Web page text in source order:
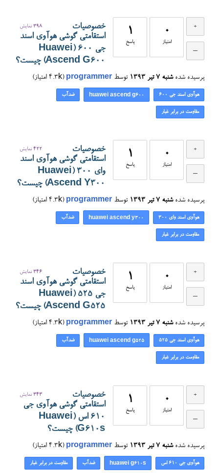
0
امتیاز
1
پاسخ
398 نمایش
خصوصیات
استقامتی گوشی هوآوی اسند
جی ۶۰۰ (Huawei
Ascend G600) چیست؟
پرسیده شده شنبه ۷ تیر ۱۳۹۳ توسط programmer
(
4.3k امتیاز)
هوآوی اسند جی ۶۰۰ huawei ascend g600 ضدآب
مقاومت در برابر غبار
0
امتیاز
1
پاسخ
422 نمایش
خصوصیات
استقامتی گوشی هوآوی اسند
وای ۳۰۰ (Huawei
Ascend Y300) چیست؟
پرسیده شده شنبه ۷ تیر ۱۳۹۳ توسط programmer
(
4.3k امتیاز)
هوآوی اسند وای ۳۰۰ huawei ascend y300 ضدآب
مقاومت در برابر غبار
0
امتیاز
1
پاسخ
346 نمایش
خصوصیات
استقامتی گوشی هوآوی اسند
جی ۵۲۵ (Huawei
Ascend G525) چیست؟
پرسیده شده شنبه ۷ تیر ۱۳۹۳ توسط programmer
(
4.3k امتیاز)
هوآوی اسند جی ۵۲۵ huawei ascend g525 ضدآب
مقاومت در برابر غبار
0
امتیاز
1
پاسخ
343 نمایش
خصوصیات
استقامتی گوشی هوآوی جی
۶۱۰ اس (Huawei
G610s) چیست؟
پرسیده شده شنبه ۷ تیر ۱۳۹۳ توسط programmer
(
4.3k امتیاز)
هوآوی جی ۶۱۰ اس huawei g610s ضدآب مقاومت در برابر غبار